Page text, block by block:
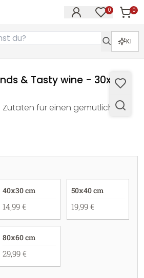
0 0
KI
& Tasty wine - 30x24
Zutaten für einen gemütlichen
40x30 cm
14,99 €
50x40 cm
19,99 €
80x60 cm
29,99 €